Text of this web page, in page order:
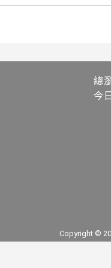
總
今
Copyright ©